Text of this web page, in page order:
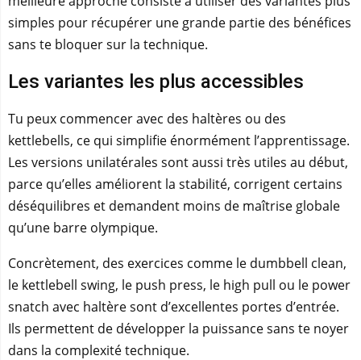
simples pour récupérer une grande partie des bénéfices
sans te bloquer sur la technique.
Les variantes les plus accessibles
Tu peux commencer avec des haltères ou des
kettlebells, ce qui simplifie énormément l’apprentissage.
Les versions unilatérales sont aussi très utiles au début,
parce qu’elles améliorent la stabilité, corrigent certains
déséquilibres et demandent moins de maîtrise globale
qu’une barre olympique.
Concrètement, des exercices comme le dumbbell clean,
le kettlebell swing, le push press, le high pull ou le power
snatch avec haltère sont d’excellentes portes d’entrée.
Ils permettent de développer la puissance sans te noyer
dans la complexité technique.